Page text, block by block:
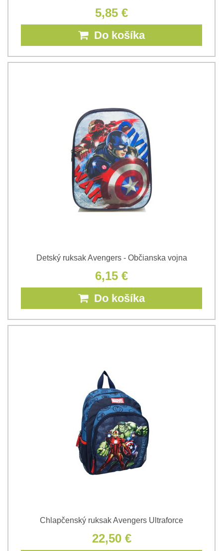
5,85 €
Do košíka
Detský ruksak Avengers - Občianska vojna
6,15 €
Do košíka
Chlapčenský ruksak Avengers Ultraforce
22,50 €